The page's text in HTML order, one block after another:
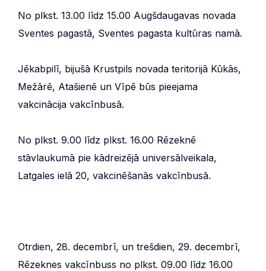
No plkst. 13.00 līdz 15.00 Augšdaugavas novada
Sventes pagastā, Sventes pagasta kultūras namā.
Jēkabpilī, bijušā Krustpils novada teritorijā Kūkās,
Mežārē, Atašienē un Vīpē būs pieejama
vakcinācija vakcīnbusā.
No plkst. 9.00 līdz plkst. 16.00 Rēzeknē
stāvlaukumā pie kādreizējā universālveikala,
Latgales ielā 20, vakcinēšanās vakcīnbusā.
Otrdien, 28. decembrī, un trešdien, 29. decembrī,
Rēzeknes vakcīnbuss no plkst. 09.00 līdz 16.00